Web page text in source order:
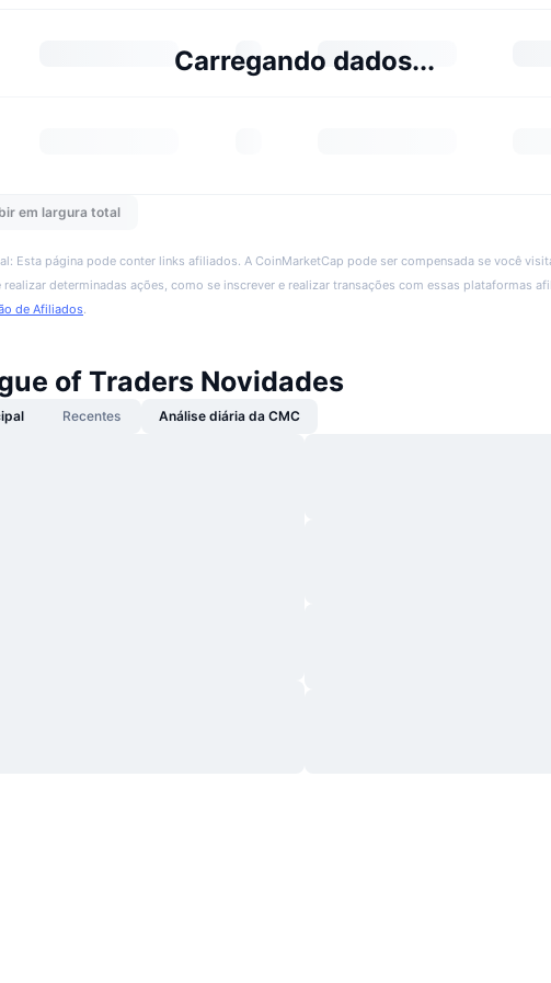
Carregando dados...
em largura total
Esta página pode conter links afiliados. A CoinMarketCap pode ser compensada se você
determinadas ações, como se inscrever e realizar transações com essas plataformas
de Afiliados.
of Traders Novidades
Recentes Análise diária da CMC